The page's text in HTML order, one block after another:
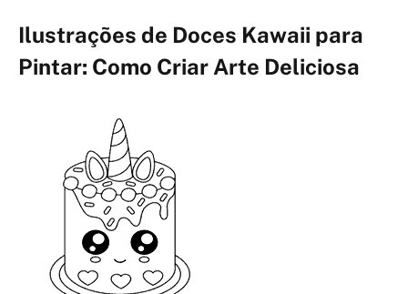
Ilustrações de Doces Kawaii para
Pintar: Como Criar Arte Deliciosa